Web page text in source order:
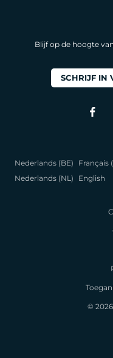
Blijf op de hoogte
SCHRIJF IN
Nederlands (BE) Français
Nederlands (NL)
English
©